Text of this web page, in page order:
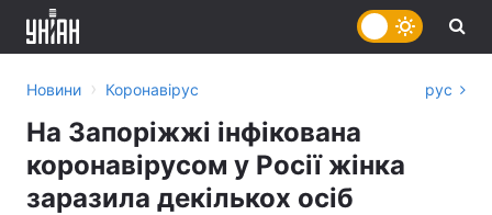
Новини › Коронавірус рус
На Запоріжжі інфікована
коронавірусом у Росії жінка
заразила декількох осіб